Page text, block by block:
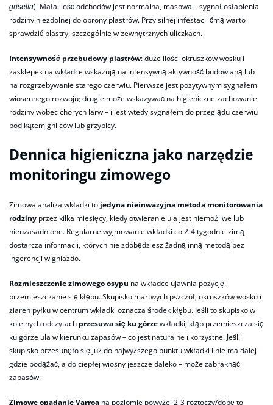
grisella). Mała ilość odchodów jest normalna, masowa – sygnał osłabienia
rodziny niezdolnej do obrony plastrów. Przy silnej infestacji ćmą warto
sprawdzić plastry, szczególnie w zewnętrznych uliczkach.
Intensywność przebudowy plastrów: duże ilości okruszków wosku i
zasklepek na wkładce wskazują na intensywną aktywność budowlaną lub
na rozgrzebywanie starego czerwiu. Pierwsze jest pozytywnym sygnałem
wiosennego rozwoju; drugie może wskazywać na higieniczne zachowanie
rodziny wobec chorych larw – i jest wtedy sygnałem do przeglądu czerwiu
pod kątem gnilców lub grzybicy.
Dennica higieniczna jako narzędzie
monitoringu zimowego
Zimowa analiza wkładki to jedyna nieinwazyjna metoda monitorowania
rodziny przez kilka miesięcy, kiedy otwieranie ula jest niemożliwe lub
nieuzasadnione. Regularne wyjmowanie wkładki co 2-4 tygodnie zimą
dostarcza informacji, których nie zdobędziesz żadną inną metodą bez
ingerencji w gniazdo.
Rozmieszczenie zimowego osypu na wkładce ujawnia pozycję i
przemieszczanie się kłębu. Skupisko martwych pszczół, okruszków wosku i
ziaren pyłku w centrum wkładki oznacza środek kłębu. Jeśli to skupisko w
kolejnych odczytach przesuwa się ku górzewkładki, kłąb przemieszcza się
ku górze ula w kierunku zapasów – co jest naturalne i korzystne. Jeśli
skupisko przesunęło się już do najwyższego punktu wkładki i nie ma dalej
gdzie podążać, a do ciepłej wiosny jeszcze daleko – może zabraknąć
zapasów.
Zimowe opadanie Varroa na poziomie powyżej 2-3 roztoczy/dobę to